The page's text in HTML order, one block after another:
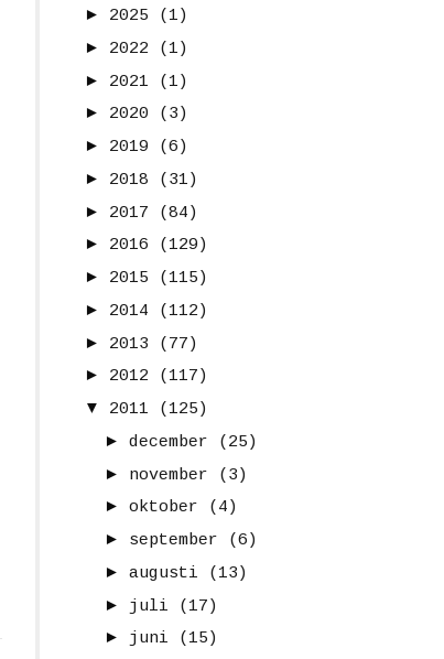
► 2025
(1)
► 2022
(1)
► 2021
(1)
► 2020
(3)
► 2019
(6)
► 2018
(31)
► 2017
(84)
► 2016
(129)
► 2015
(115)
► 2014
(112)
► 2013
(77)
► 2012
(117)
▼
2011
(125)
► december
(25)
► november
(3)
► oktober
(4)
► september
(6)
► augusti
(13)
► juli
(17)
► juni
(15)